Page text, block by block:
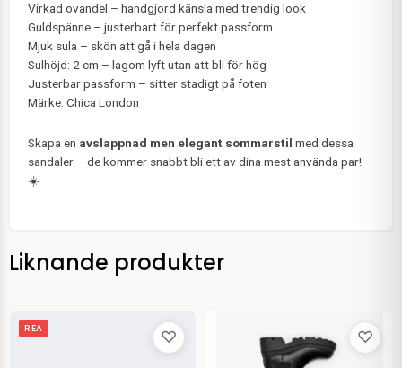
Virkad ovandel – handgjord känsla med trendig look
Guldspänne – justerbart för perfekt passform
Mjuk sula – skön att gå i hela dagen
Sulhöjd: 2 cm – lagom lyft utan att bli för hög
Justerbar passform – sitter stadigt på foten
Märke: Chica London
Skapa en avslappnad men elegant sommarstil med dessa
sandaler – de kommer snabbt bli ett av dina mest använda par!
☀️
Liknande produkter
♡
REA
ursprungliganuvarande
priset
♡